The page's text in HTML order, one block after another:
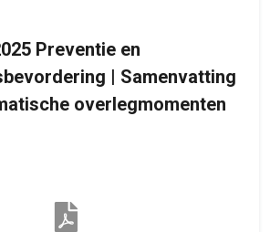
Preventie en
| Samenvatting
overlegmomenten